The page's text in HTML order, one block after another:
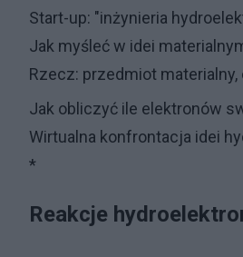
Start-up: "inżynieria
Jak myśleć w idei
Rzecz: przedmiot
Jak obliczyć ile elektronów
Wirtualna konfrontacja idei
*
Reakcje